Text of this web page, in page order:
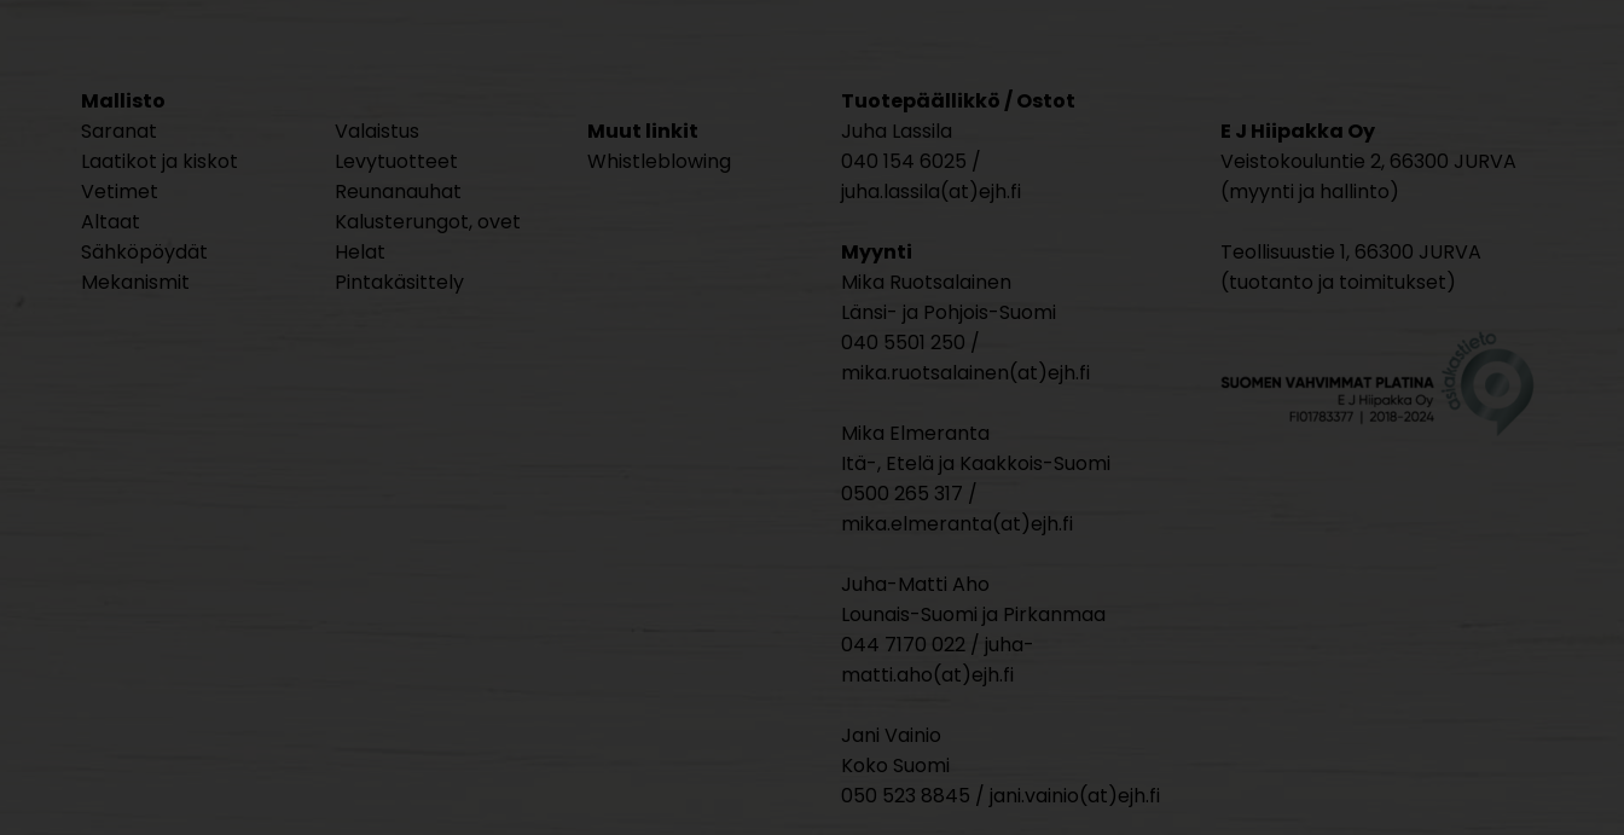
Mallisto
Saranat
Laatikot ja kiskot
Vetimet
Altaat
Sähköpöydät
Mekanismit
Valaistus
Levytuotteet
Reunanauhat
Kalusterungot, ovet
Helat
Pintakäsittely
Muut linkit
Whistleblowing
Tuotepäällikkö / Ostot
Juha Lassila
040 154 6025 /
juha.lassila(at)ejh.fi
Myynti
Mika Ruotsalainen
Länsi- ja Pohjois-Suomi
040 5501 250 /
mika.ruotsalainen(at)ejh.fi
Mika Elmeranta
Itä-, Etelä ja Kaakkois-Suomi
0500 265 317 /
mika.elmeranta(at)ejh.fi
Juha-Matti Aho
Lounais-Suomi ja Pirkanmaa
044 7170 022 / juha-
matti.aho(at)ejh.fi
Jani Vainio
Koko Suomi
050 523 8845 / jani.vainio(at)ejh.fi
E J Hiipakka Oy
Veistokouluntie 2, 66300 JURVA
(myynti ja hallinto)
Teollisuustie 1, 66300 JURVA
(tuotanto ja toimitukset)